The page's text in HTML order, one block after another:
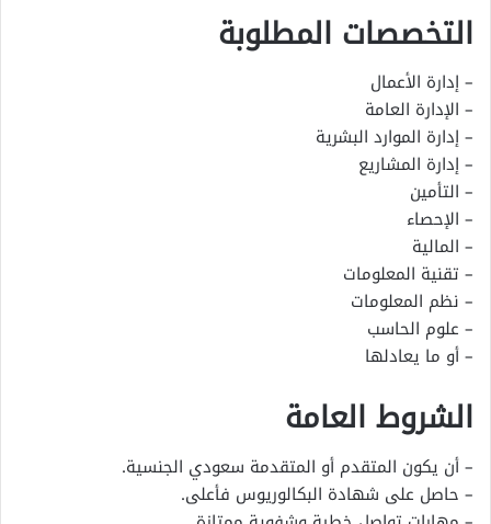
التخصصات المطلوبة
– إدارة الأعمال
– الإدارة العامة
– إدارة الموارد البشرية
– إدارة المشاريع
– التأمين
– الإحصاء
– المالية
– تقنية المعلومات
– نظم المعلومات
– علوم الحاسب
– أو ما يعادلها
الشروط العامة
– أن يكون المتقدم أو المتقدمة سعودي الجنسية.
– حاصل على شهادة البكالوريوس فأعلى.